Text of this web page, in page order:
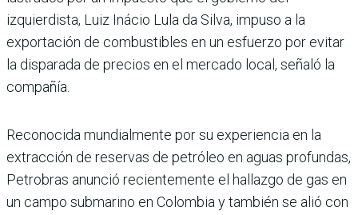
izquierdista, Luiz Inácio Lula da Silva, impuso a la
exportación de combustibles en un esfuerzo por evitar
la disparada de precios en el mercado local, señaló la
compañía.
Reconocida mundialmente por su experiencia en la
extracción de reservas de petróleo en aguas profundas,
Petrobras anunció recientemente el hallazgo de gas en
un campo submarino en Colombia y también se alió con